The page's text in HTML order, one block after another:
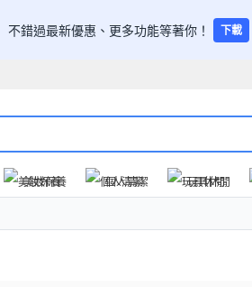
不錯過最新優惠、更多功能等著你！ 下載
美妝保養 個人清潔 玩具休閒